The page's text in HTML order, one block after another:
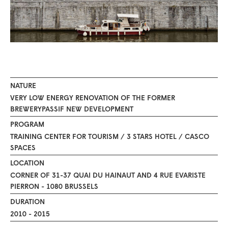
NATURE
VERY LOW ENERGY RENOVATION OF THE FORMER
BREWERYPASSIF NEW DEVELOPMENT
PROGRAM
TRAINING CENTER FOR TOURISM / 3 STARS HOTEL / CASCO
SPACES
LOCATION
CORNER OF 31-37 QUAI DU HAINAUT AND 4 RUE EVARISTE
PIERRON - 1080 BRUSSELS
DURATION
2010 - 2015